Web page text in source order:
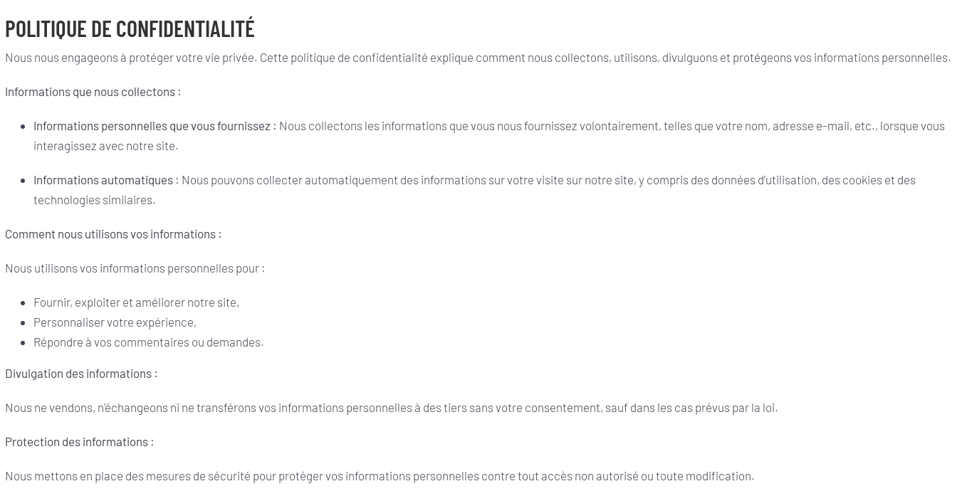
POLITIQUE DE CONFIDENTIALITÉ
Nous nous engageons à protéger votre vie privée. Cette politique de confidentialité explique comment nous collectons, utilisons, divulguons et protégeons vos informations personnelles.
Informations que nous collectons :
Informations personnelles que vous fournissez : Nous collectons les informations que vous nous fournissez volontairement, telles que votre nom, adresse e-mail, etc., lorsque vous
interagissez avec notre site.
Informations automatiques : Nous pouvons collecter automatiquement des informations sur votre visite sur notre site, y compris des données d’utilisation, des cookies et des
technologies similaires.
Comment nous utilisons vos informations :
Nous utilisons vos informations personnelles pour :
Fournir, exploiter et améliorer notre site,
Personnaliser votre expérience,
Répondre à vos commentaires ou demandes.
Divulgation des informations :
Nous ne vendons, n’échangeons ni ne transférons vos informations personnelles à des tiers sans votre consentement, sauf dans les cas prévus par la loi.
Protection des informations :
Nous mettons en place des mesures de sécurité pour protéger vos informations personnelles contre tout accès non autorisé ou toute modification.